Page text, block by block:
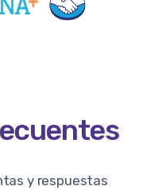
y respuestas